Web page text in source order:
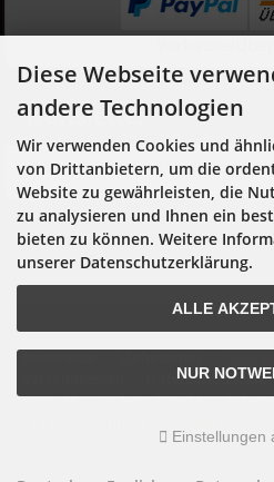
Newsletter
Hier geht es zur Newsletter-
Kontakt
Widerrufsrecht
Diese Webseite
andere Technologien
Wir verwenden Cookies und
von Drittanbietern, um die
Website zu gewährleisten, die
zu analysieren und Ihnen ein
bieten zu können. Weitere
unserer Datenschutzerklärung.
ALLE
NUR
Einstellungen